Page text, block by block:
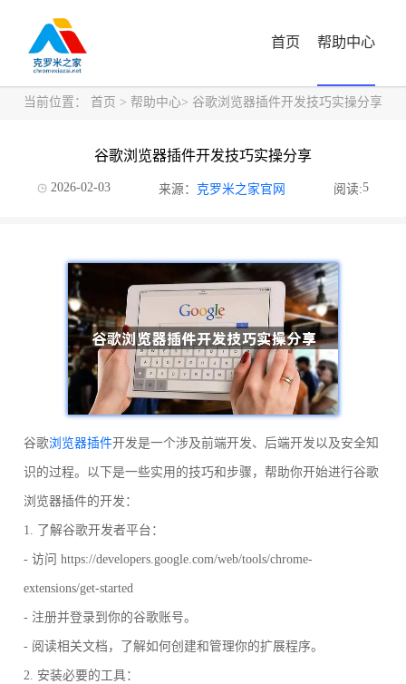
首页 帮助中心
当前位置： 首页 > 帮助中心> 谷歌浏览器插件开发技巧实操分享
谷歌浏览器插件开发技巧实操分享
2026-02-03 来源： 克罗米之家官网 阅读:5
谷歌浏览器插件开发是一个涉及前端开发、后端开发以及安全知
识的过程。以下是一些实用的技巧和步骤，帮助你开始进行谷歌
浏览器插件的开发：
1. 了解谷歌开发者平台：
- 访问 https://developers.google.com/web/tools/chrome-
extensions/get-started
- 注册并登录到你的谷歌账号。
- 阅读相关文档，了解如何创建和管理你的扩展程序。
2. 安装必要的工具：